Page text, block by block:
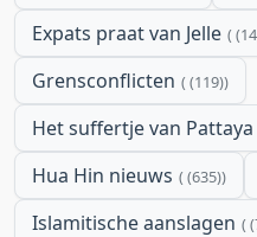
Expats praat van Jelle
Grensconflicten (119)
Het suffertje van Pattaya
Hua Hin nieuws (635)
Islamitische aanslagen